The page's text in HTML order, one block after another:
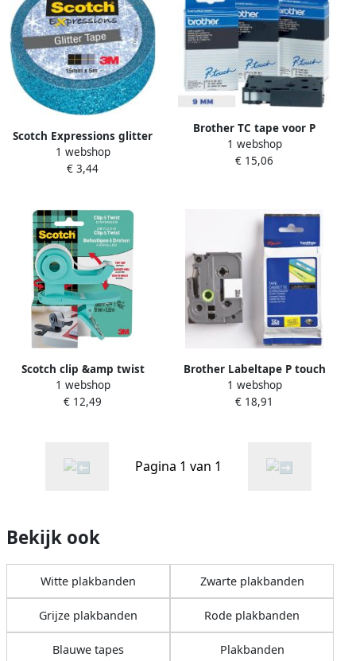
Scotch Expressions glitter
tape 15 mm x 5 m blauw
1 webshop
€ 3,44
Brother TC tape voor P
Touch 9 mm blauw op wit
1 webshop
€ 15,06
Scotch clip &amp twist
plakbandafroller inclusief 1
rol Magic tape
1 webshop
€ 12,49
Brother Labeltape P touch
TZE535 12mm wit op blauw
1 webshop
€ 18,91
Pagina 1 van 1
Bekijk ook
Witte plakbanden Zwarte plakbanden
Grijze plakbanden Rode plakbanden
Blauwe tapes Plakbanden